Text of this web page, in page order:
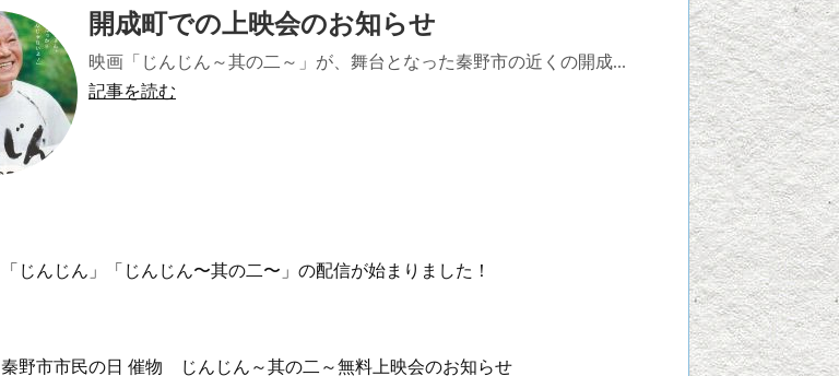
開成町での上映会のお知らせ
映画「じんじん～其の二～」が、舞台となった秦野市の近くの開成...
記事を読む
「じんじん」「じんじん〜其の二〜」の配信が始まりました！
秦野市市民の日 催物 じんじん～其の二～無料上映会のお知らせ